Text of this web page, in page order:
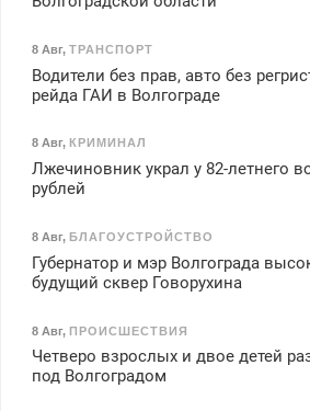
8 Авг, ТРАНСПОРТ
Водители без прав, авто без
рейда ГАИ в Волгограде
8 Авг, КРИМИНАЛ
Лжечиновник украл у 82-летнего
рублей
8 Авг, БЛАГОУСТРОЙСТВО
Губернатор и мэр Волгограда
будущий сквер Говорухина
8 Авг, ПРОИСШЕСТВИЯ
Четверо взрослых и двое детей
под Волгоградом